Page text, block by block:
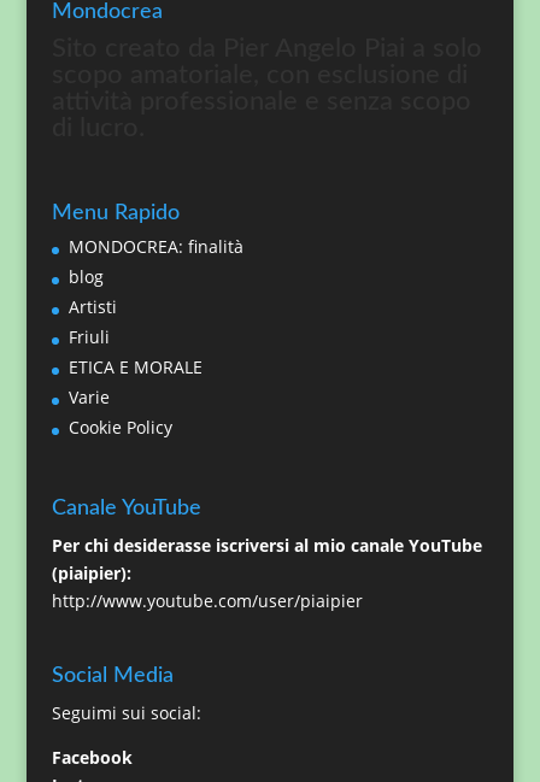
Mondocrea
Menu Rapido
MONDOCREA: finalità
blog
Artisti
Friuli
ETICA E MORALE
Varie
Cookie Policy
Canale YouTube
Per chi desiderasse iscriversi al mio canale YouTube
(piaipier):
http://www.youtube.com/user/piaipier
Social Media
Seguimi sui social:
Facebook